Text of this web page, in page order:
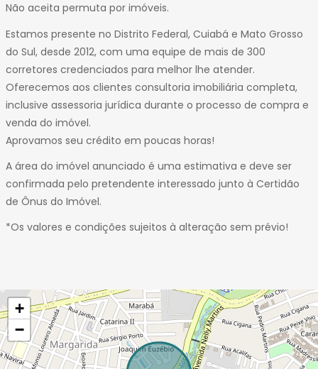
Não aceita permuta por imóveis.
Estamos presente no Distrito Federal, Cuiabá e Mato Grosso
do Sul, desde 2012, com uma equipe de mais de 300
corretores credenciados para melhor lhe atender.
Oferecemos aos clientes consultoria imobiliária completa,
inclusive assessoria jurídica durante o processo de compra e
venda do imóvel.
Aprovamos seu crédito em poucas horas!
A área do imóvel anunciado é uma estimativa e deve ser
confirmada pelo pretendente interessado junto à Certidão
de Ônus do Imóvel.
*Os valores e condições sujeitos à alteração sem prévio!
+
−